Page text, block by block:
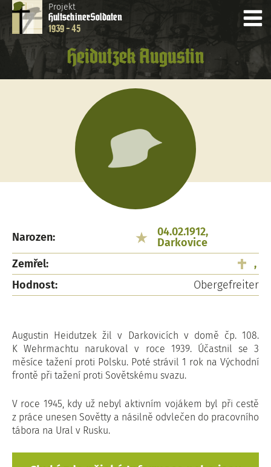
Projekt
HultschinerSoldaten
1939 - 45
Heidutzek Augustin
Narozen:
04.02.1912,
Darkovice
Zemřel:
,
Hodnost:
Obergefreiter
Augustin Heidutzek žil v Darkovicích v domě čp. 108.
K Wehrmachtu narukoval v roce 1939. Účastnil se 3
měsíce tažení proti Polsku. Poté strávil 1 rok na Východní
frontě při tažení proti Sovětskému svazu.
V roce 1945, kdy už nebyl aktivním vojákem byl při cestě
z práce unesen Sovětty a násilně odvlečen do pracovního
tábora na Ural v Rusku.